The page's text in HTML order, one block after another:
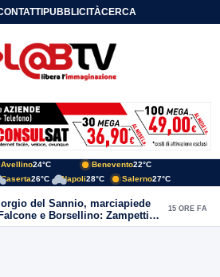
PUBBLICITÀCERCA
Avellino24°C Benevento22°C
Caserta26°C Napoli28°C Salerno27°C
del Sannio, marciapiede
e Borsellino: Zampetti e
replicano alle polemiche
15 ORE FA